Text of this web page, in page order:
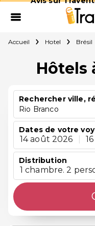
Accueil Hotel Brésil
Hôtels
Rechercher ville,
Rio Branco
Dates de votre
14 août 2026
Distribution
1 chambre. 2